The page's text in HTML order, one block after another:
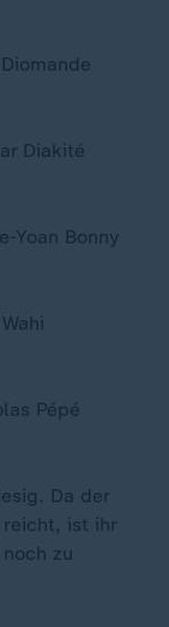
Diakité
Yoan Bonny
Pépé
Da der
reicht, ist ihr
zu